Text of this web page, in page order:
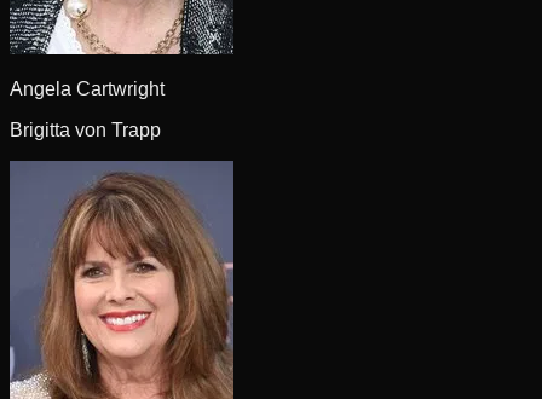
Angela Cartwright
Brigitta von Trapp